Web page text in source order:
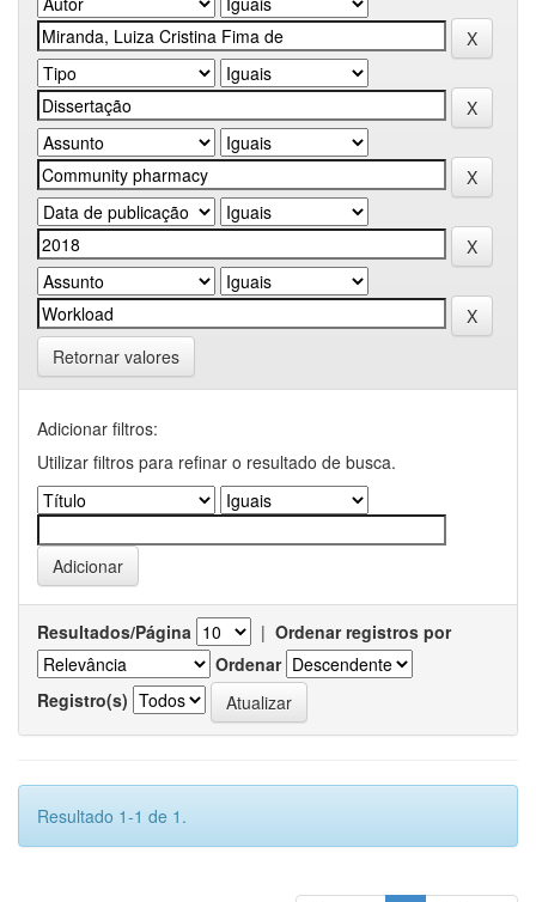
Retornar valores
Adicionar filtros:
Utilizar filtros para refinar o resultado de busca.
Resultados/Página | Ordenar registros por
Ordenar
Registro(s)
Resultado 1-1 de 1.